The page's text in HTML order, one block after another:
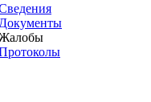
Документы